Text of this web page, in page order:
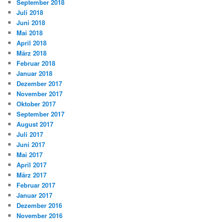
September 2018
Juli 2018
Juni 2018
Mai 2018
April 2018
März 2018
Februar 2018
Januar 2018
Dezember 2017
November 2017
Oktober 2017
September 2017
August 2017
Juli 2017
Juni 2017
Mai 2017
April 2017
März 2017
Februar 2017
Januar 2017
Dezember 2016
November 2016